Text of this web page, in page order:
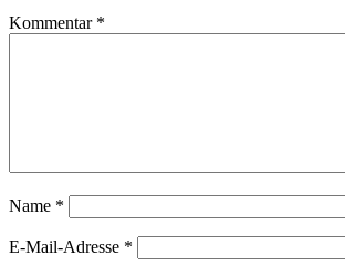
Kommentar *
Name *
E-Mail-Adresse *